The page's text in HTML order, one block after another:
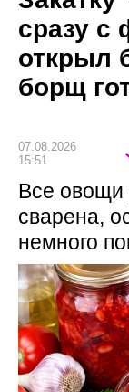
сразу
открыл
борщ
07.08.2026
15:51
Все овощи
сварена,
немного